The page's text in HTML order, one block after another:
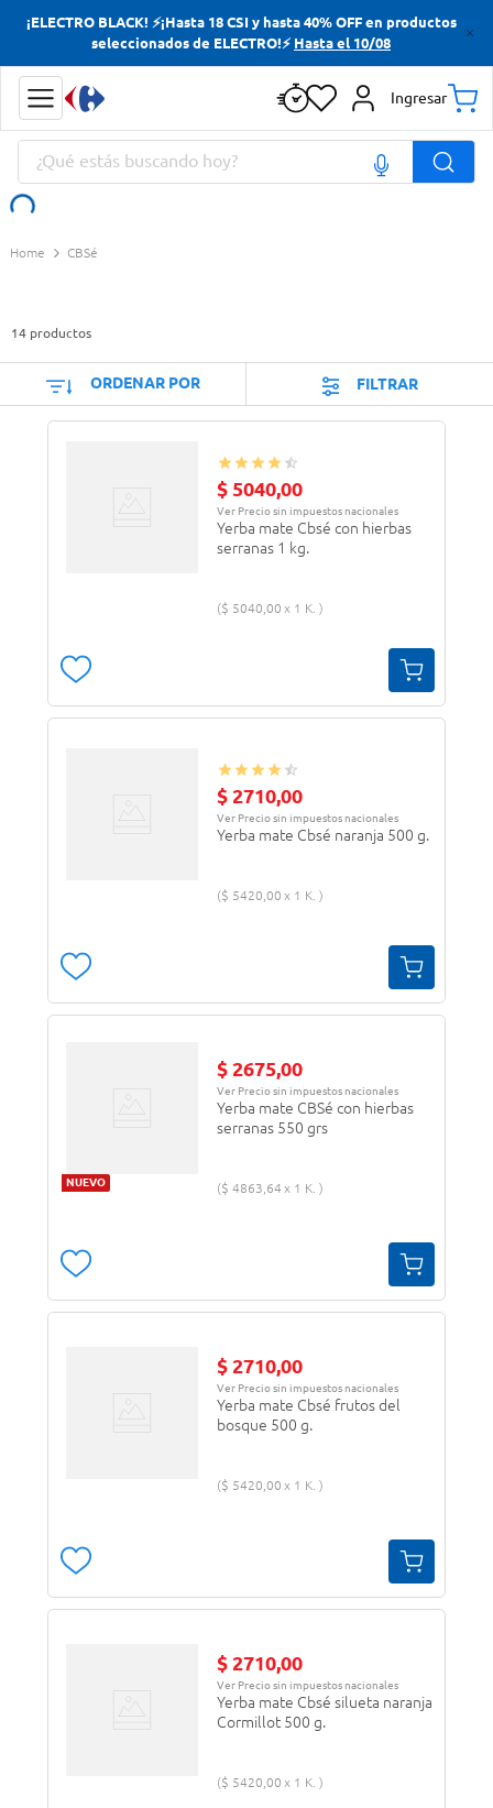
¡ELECTRO BLACK! ⚡¡Hasta 18 CSI y hasta 40% OFF en productos
seleccionados de ELECTRO!⚡ Hasta el 10/08
Ingresar
¿Qué estás buscando hoy?
CBSé
14 productos
ORDENAR POR FILTRAR
$ 5040,00
Ver Precio sin impuestos nacionales
Yerba mate Cbsé con hierbas
serranas 1 kg.
$ 5040,00 1 K.
$ 2710,00
Ver Precio sin impuestos nacionales
Yerba mate Cbsé naranja 500 g.
$ 5420,00 1 K.
NUEVO
$ 2675,00
Ver Precio sin impuestos nacionales
Yerba mate CBSé con hierbas
serranas 550 grs
$ 4863,64 1 K.
$ 2710,00
Ver Precio sin impuestos nacionales
Yerba mate Cbsé frutos del
bosque 500 g.
$ 5420,00 1 K.
$ 2710,00
Ver Precio sin impuestos nacionales
Yerba mate Cbsé silueta naranja
Cormillot 500 g.
$ 5420,00 1 K.
Términos más buscados
Yerba
Doves
Términos más buscados
Yerba
Cerveza
Doves
Papas Fritas